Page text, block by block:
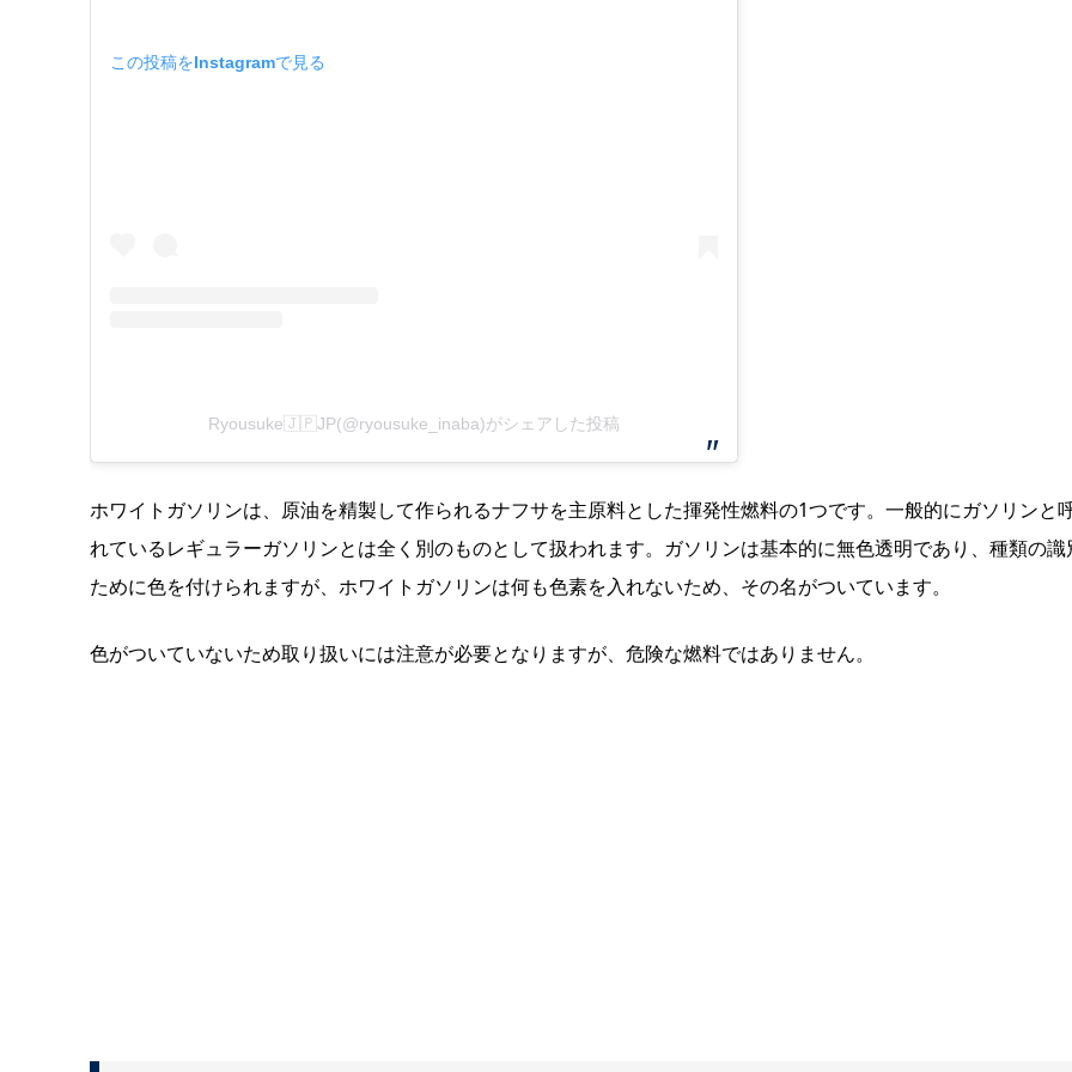
この投稿をInstagramで見る
Ryousuke🇯🇵JP(@ryousuke_inaba)がシェアした投稿
ホワイトガソリンは、原油を精製して作られるナフサを主原料とした揮発性燃料の1つです。一般的にガソリンと
れているレギュラーガソリンとは全く別のものとして扱われます。ガソリンは基本的に無色透明であり、種類の識
ために色を付けられますが、ホワイトガソリンは何も色素を入れないため、その名がついています。
色がついていないため取り扱いには注意が必要となりますが、危険な燃料ではありません。